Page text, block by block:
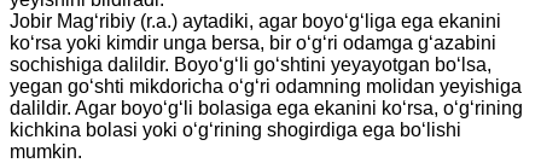
Jobir Mag‘ribiy (r.a.) aytadiki, agar boyo‘g‘liga ega ekanini
ko‘rsa yoki kimdir unga bersa, bir o‘g‘ri odamga g‘azabini
sochishiga dalildir. Boyo‘g‘li go‘shtini yeyayotgan bo‘lsa,
yegan go‘shti mikdoricha o‘g‘ri odamning molidan yeyishiga
dalildir. Agar boyo‘g‘li bolasiga ega ekanini ko‘rsa, o‘g‘rining
kichkina bolasi yoki o‘g‘rining shogirdiga ega bo‘lishi
mumkin.